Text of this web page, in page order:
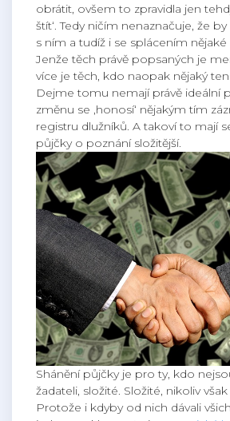
obrátit, ovšem to zpravidla jen
štít‘. Tedy ničím nenaznačuje, že
s ním a tudíž i se splácením
Jenže těch právě popsaných je
více je těch, kdo naopak nějaký
Dejme tomu nemají právě ideální
změnu se ‚honosí‘ nějakým tím
registru dlužníků. A takoví to mají
půjčky o poznání složitější.
Shánění půjčky je pro ty, kdo
žadateli, složité. Složité, nikoliv
Protože i kdyby od nich dávali